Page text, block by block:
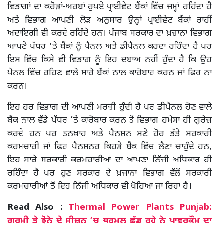
ਵਿਭਾਗਾਂ ਦਾ ਕਰੋੜਾਂ-ਅਰਬਾਂ ਰੁਪਏ ਪ੍ਰਾਈਵੇਟ ਬੈਂਕਾਂ ਵਿੱਚ ਜਮ੍ਹਾਂ ਰਹਿੰਦਾ ਹੈ
ਅਤੇ ਵਿਭਾਗ ਆਪਣੀ ਲੋੜ ਅਨੁਸਾਰ ਉਨ੍ਹਾਂ ਪ੍ਰਾਈਵੇਟ ਬੈਂਕਾਂ ਰਾਹੀਂ
ਅਦਾਇਗੀ ਵੀ ਕਰਦੇ ਰਹਿੰਦੇ ਹਨ। ਪੰਜਾਬ ਸਰਕਾਰ ਦਾ ਖ਼ਜ਼ਾਨਾ ਵਿਭਾਗ
ਆਪਣੇ ਪੱਧਰ ’ਤੇ ਬੈਂਕਾਂ ਨੂੰ ਪੈਨਲ ਅਤੇ ਡੀਪੈਨਲ ਕਰਦਾ ਰਹਿੰਦਾ ਹੈ ਪਰ
ਇਸ ਵਿੱਚ ਕਿਸੇ ਵੀ ਵਿਭਾਗ ਨੂੰ ਇਹ ਦਬਾਅ ਨਹੀਂ ਹੁੰਦਾ ਹੈ ਕਿ ਉਹ
ਪੈਨਲ ਵਿੱਚ ਰਹਿਣ ਵਾਲੇ ਸਾਰੇ ਬੈਂਕਾਂ ਨਾਲ ਕਾਰੋਬਾਰ ਕਰਨ ਜਾਂ ਫਿਰ ਨਾ
ਕਰਨ।
ਇਹ ਹਰ ਵਿਭਾਗ ਦੀ ਆਪਣੀ ਮਰਜ਼ੀ ਹੁੰਦੀ ਹੈ ਪਰ ਡੀਪੈਨਲ ਹੋਣ ਵਾਲੇ
ਬੈਂਕ ਨਾਲ ਵੱਡੇ ਪੱਧਰ ’ਤੇ ਕਾਰੋਬਾਰ ਕਰਨ ਤੋਂ ਵਿਭਾਗ ਹਮੇਸ਼ਾ ਹੀ ਗੁਰੇਜ਼
ਕਰਦੇ ਹਨ ਪਰ ਤਨਖ਼ਾਹ ਅਤੇ ਪੈਨਸ਼ਨ ਸਣੇ ਹੋਰ ਭੱਤੇ ਸਰਕਾਰੀ
ਕਰਮਚਾਰੀ ਜਾਂ ਫਿਰ ਪੈਨਸ਼ਨਰ ਕਿਹੜੇ ਬੈਂਕ ਵਿੱਚ ਲੈਣਾ ਚਾਹੁੰਦੇ ਹਨ,
ਇਹ ਸਾਰੇ ਸਰਕਾਰੀ ਕਰਮਚਾਰੀਆਂ ਦਾ ਆਪਣਾ ਨਿੱਜੀ ਅਧਿਕਾਰ ਹੀ
ਰਹਿੰਦਾ ਹੈ ਪਰ ਹੁਣ ਸਰਕਾਰ ਦੇ ਖ਼ਜਾਨਾ ਵਿਭਾਗ ਵੱਲੋਂ ਸਰਕਾਰੀ
ਕਰਮਚਾਰੀਆਂ ਤੋਂ ਇਹ ਨਿੱਜੀ ਅਧਿਕਾਰ ਵੀ ਖੋਹਿਆ ਜਾ ਰਿਹਾ ਹੈ।
Read Also : Thermal Power Plants Punjab:
ਗਰਮੀ ਤੇ ਝੋਨੇ ਦੇ ਸੀਜ਼ਨ ’ਚ ਥਰਮਲ ਛੱਡ ਰਹੇ ਨੇ ਪਾਵਰਕੌਮ ਦਾ